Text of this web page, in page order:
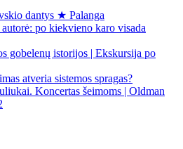
dantys ★ Palanga
po kiekvieno karo visada
gobelenų istorijos | Ekskursija po
atveria sistemos spragas?
Koncertas šeimoms | Oldman